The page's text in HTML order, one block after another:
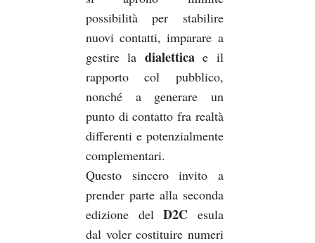
possibilità per stabilire
nuovi contatti, imparare a
gestire la dialetticae il
rapporto col pubblico,
nonché a generare un
punto di contatto fra realtà
differenti e potenzialmente
complementari.
Questo sincero invito a
prender parte alla seconda
edizione delD2C esula
dal voler costituire numeri